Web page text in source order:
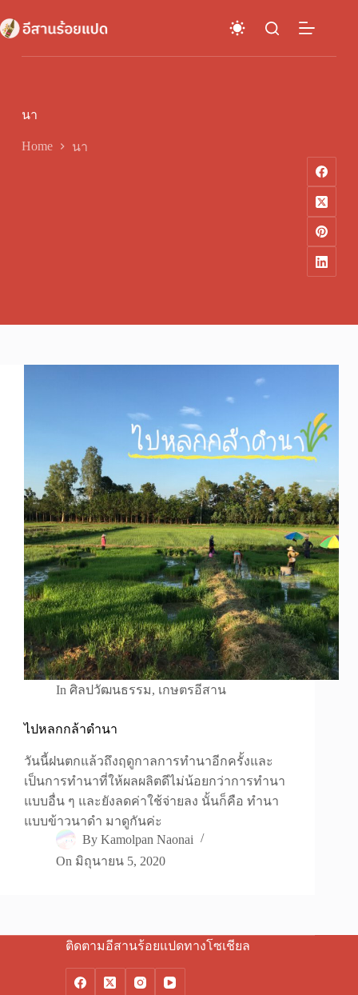
to
content
นา
Home นา
In ศิลปวัฒนธรรม, เกษตรอีสาน
ไปหลกกล้าดำนา
วันนี้ฝนตกแล้วถึงฤดูกาลการทำนาอีกครั้งและ
เป็นการทำนาที่ให้ผลผลิตดีไม่น้อยกว่าการทำนา
แบบอื่น ๆ และยังลดค่าใช้จ่ายลง นั้นก็คือ ทำนา
แบบข้าวนาดำ มาดูกันค่ะ
By Kamolpan Naonai
On มิถุนายน 5, 2020
ติดตามอีสานร้อยแปดทางโซเชียล